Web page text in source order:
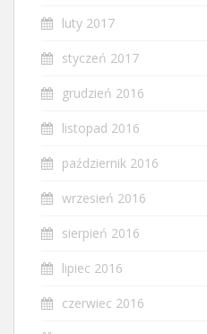
luty 2017
styczeń 2017
grudzień 2016
listopad 2016
październik 2016
wrzesień 2016
sierpień 2016
lipiec 2016
czerwiec 2016